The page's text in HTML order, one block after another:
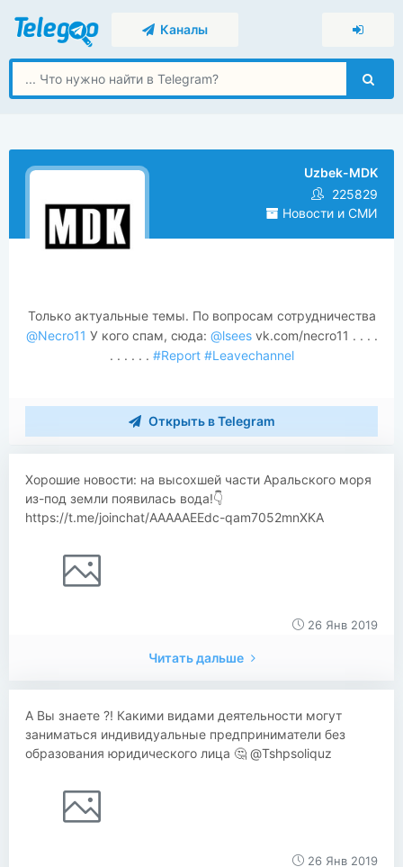
Каналы
Uzbek-MDK
225829
Новости и СМИ
Только актуальные темы. По вопросам сотрудничества
@Necro11 У кого спам, сюда: @lseesvk.com/necro11 . . . .
. . . . . . #Report #Leavechannel
Открыть в Telegram
Хорошие новости: на высохшей части Аральского моря
из-под земли появилась вода!👇
https://t.me/joinchat/AAAAAEEdc-qam7052mnXKA
26 Янв 2019
Читать дальше
А Вы знаете ?! Какими видами деятельности могут
заниматься индивидуальные предприниматели без
образования юридического лица 🤔 @Tshpsoliquz
26 Янв 2019